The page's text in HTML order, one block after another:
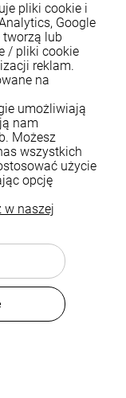
z elastyczną
gun grey
DO KOSZYKA
pliki cookie i
Google
tworzą lub
/ pliki cookie
reklam.
na
umożliwiają
nam
Możesz
wszystkich
użycie
opcję
w naszej